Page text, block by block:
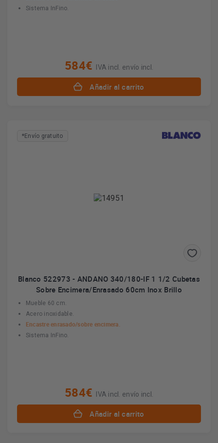
Sistema InFino.
584€ IVA incl. envío incl.
Añadir al carrito
*Envío gratuito
Blanco 522973 - ANDANO 340/180-IF 1 1/2 Cubetas
Sobre Encimera/Enrasado 60cm Inox Brillo
Mueble 60 cm.
Acero inoxidable.
Encastre enrasado/sobre encimera.
Sistema InFino.
584€ IVA incl. envío incl.
Añadir al carrito